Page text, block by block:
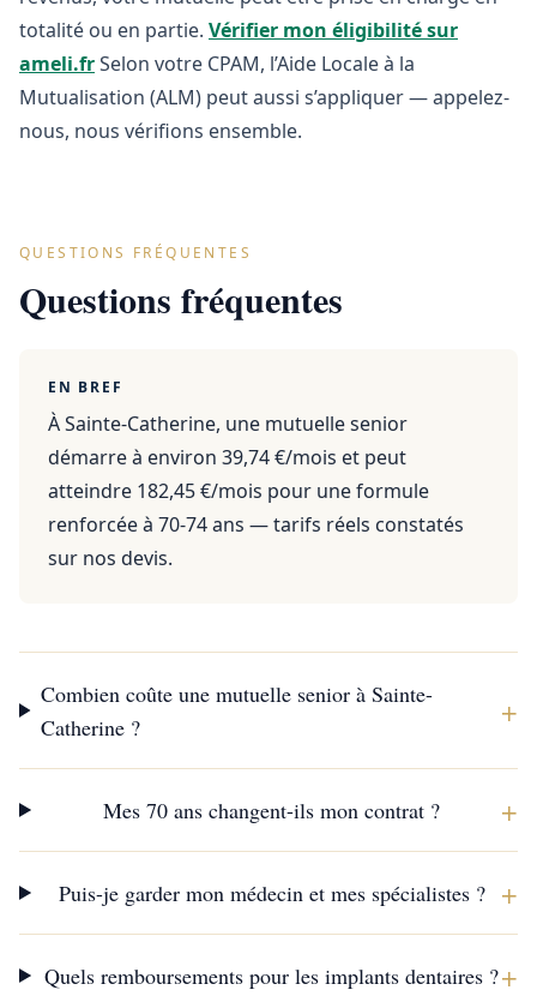
totalité ou en partie. Vérifier mon éligibilité sur
ameli.frSelon votre CPAM, l’Aide Locale à la
Mutualisation (ALM) peut aussi s’appliquer — appelez-
nous, nous vérifions ensemble.
QUESTIONS FRÉQUENTES
Questions fréquentes
EN BREF
À Sainte-Catherine, une mutuelle senior
démarre à environ 39,74 €/mois et peut
atteindre 182,45 €/mois pour une formule
renforcée à 70-74 ans — tarifs réels constatés
sur nos devis.
Combien coûte une mutuelle senior à Sainte-
Catherine ?
+
Mes 70 ans changent-ils mon contrat ? +
Puis-je garder mon médecin et mes spécialistes ? +
Quels remboursements pour les implants dentaires ?+